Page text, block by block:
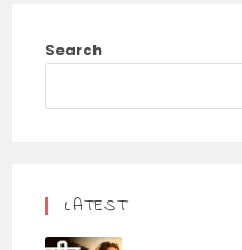
Search
LATEST